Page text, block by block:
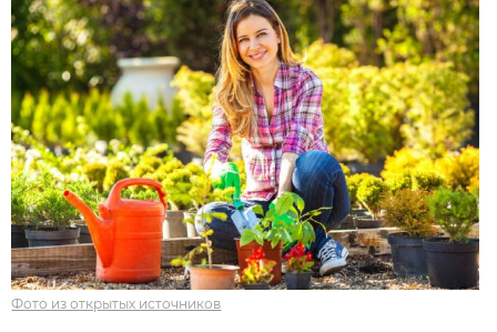
Фото из открытых источников